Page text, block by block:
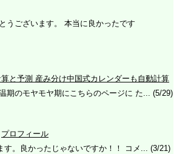
うございます。 本当に良かったです
と予測 産み分け中国式カレンダーも自動計算
期のモヤモヤ期にこちらのページに た... (5/29)
プロフィール
す。良かったじゃないですか！！ コメ... (3/21)